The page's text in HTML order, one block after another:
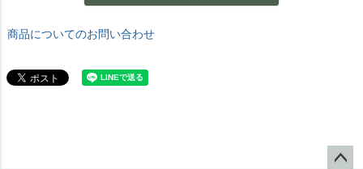
商品についてのお問い合わせ